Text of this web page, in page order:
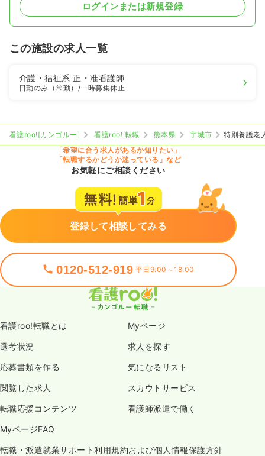
ログインまたは新規登録
この施設の求人一覧
介護・福祉系正・准看護師
日勤のみ（常勤） /一時募集休止
看護roo![カンゴルー] 看護roo! 転職 熊本県 宇城市
特別養護老
「希望に合う求人があるか知りたい」
「転職するかどうか迷っている」など
お気軽にご相談ください
登録して相談してみる
0120-512-919 平日9:00～18:00
看護roo!転職とは Myページ
選考状況 求人を探す
応募書類を作る 気になるリスト
閲覧した求人 スカウトサービス
転職応援コンテンツ 看護師派遣で働く
MyページFAQ
転職・派遣就業サポート利用規約および個人情報保護方針